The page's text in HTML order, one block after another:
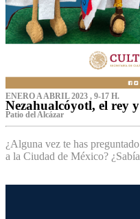
ENERO A ABRIL 2023 , 9-17 H.
Nezahualcóyotl, el rey
Patio del Alcázar
¿Alguna vez te has
a la Ciudad de México?